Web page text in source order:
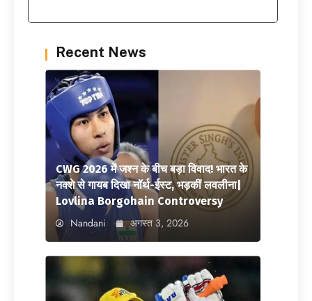
Recent News
CWG 2026 में जश्न के बीच बड़ा विवाद! भारत के
नक्शे से गायब दिखा नॉर्थ-ईस्ट, भड़कीं लवलीना|
Lovlina Borgohain Controversy
Nandani अगस्त 3, 2026